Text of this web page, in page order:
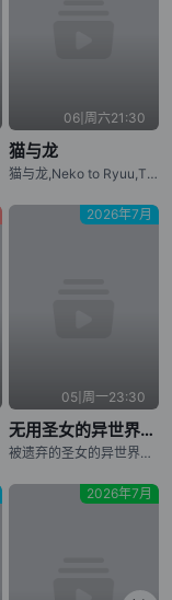
06|周六21:30
猫与龙
猫与龙,Neko to Ryuu,The Cat and the Dragon
2026年7月
05|周一23:30
无用圣女的异世界美食之旅 凭借隐藏技能召唤露营车
被遗弃的圣女的异世界饭旅隐藏技能召唤了露营车,无用圣女的异世界美食之旅 凭藉隱藏技能召唤露营车,Suterare Seijo no Isekai Gohan Tabi: Kakure Skill de Camping Car wo Shoukan shimashita
2026年7月